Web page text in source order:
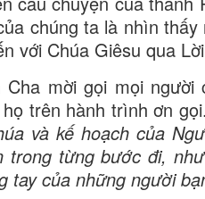
chúng ta là nhìn
với Chúa Giêsu qua
mời gọi mọi
trên hành trình ơn
và kế hoạch của
trong từng bước đi,
tay của những người